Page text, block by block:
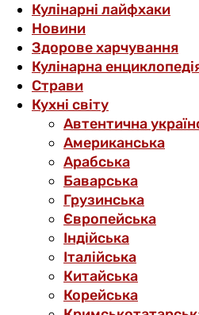
Кулінарні лайфхаки
Новини
Здорове харчування
Кулінарна
Страви
Кухні світу
Автентична
Американська
Арабська
Баварська
Грузинська
Європейська
Індійська
Італійська
Китайська
Корейська